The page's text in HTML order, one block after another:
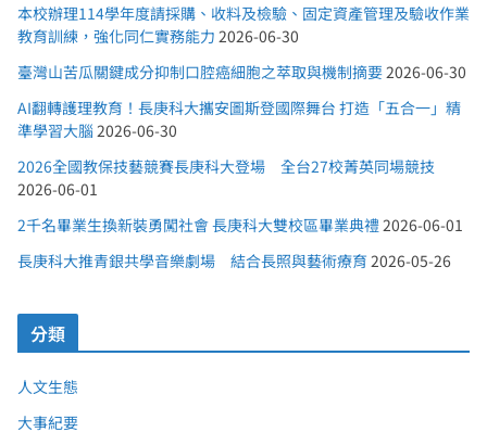
本校辦理114學年度請採購、收料及檢驗、固定資產管理及驗收作業
教育訓練，強化同仁實務能力 2026-06-30
臺灣山苦瓜關鍵成分抑制口腔癌細胞之萃取與機制摘要 2026-06-30
AI翻轉護理教育！長庚科大攜安圖斯登國際舞台 打造「五合一」精
準學習大腦 2026-06-30
2026全國教保技藝競賽長庚科大登場 全台27校菁英同場競技
2026-06-01
2千名畢業生換新裝勇闖社會 長庚科大雙校區畢業典禮 2026-06-01
長庚科大推青銀共學音樂劇場 結合長照與藝術療育 2026-05-26
分類
人文生態
大事紀要